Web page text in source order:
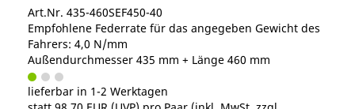
Art.Nr. 435-460SEF450-40
Empfohlene Federrate für das angegeben Gewicht des
Fahrers: 4,0 N/mm
Außendurchmesser 435 mm + Länge 460 mm
lieferbar in 1-2 Werktagen